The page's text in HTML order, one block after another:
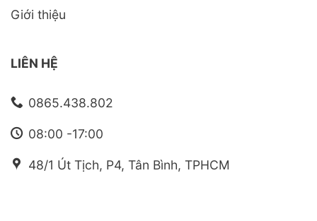
Giới thiệu
LIÊN HỆ
0865.438.802
08:00 -17:00
48/1 Út Tịch, P4, Tân Bình, TPHCM